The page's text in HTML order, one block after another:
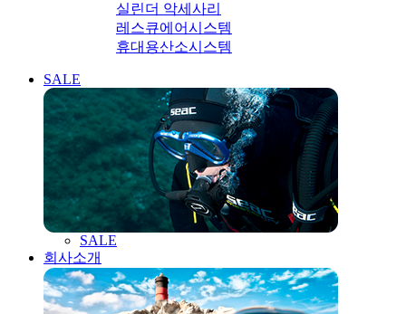
실린더 악세사리
레스큐에어시스템
휴대용산소시스템
SALE
SALE
회사소개